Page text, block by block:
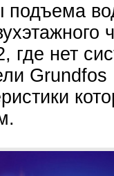
подъема
нет